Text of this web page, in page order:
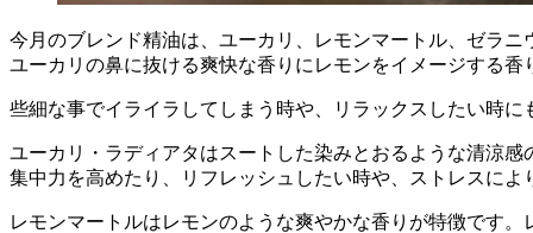
今月のブレンド精油は、ユーカリ、レモンマートル、ゼラニ
ユーカリの鼻に抜ける爽快な香りにレモンをイメージする
些細な事でイライラしてしまう時や、リラックスしたい時に
ユーカリ・ラディアタはスートした染みとおるような清涼感
集中力を高めたり、リフレッシュしたい時や、ストレスに
レモンマートルはレモンのような爽やかな香りが特徴です